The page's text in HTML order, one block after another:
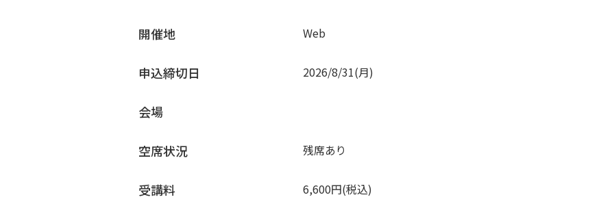
開催地 Web
申込締切日 2026/8/31(月)
会場
空席状況 残席あり
受講料 6,600円(税込)